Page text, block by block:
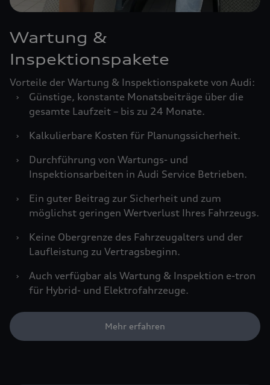
Wartung &
Inspektionspakete
Vorteile der Wartung & Inspektionspakete von Audi:
›
Günstige, konstante Monatsbeiträge über die
gesamte Laufzeit – bis zu 24 Monate.
›
Kalkulierbare Kosten für Planungssicherheit.
›
Durchführung von Wartungs- und
Inspektionsarbeiten in Audi Service Betrieben.
›
Ein guter Beitrag zur Sicherheit und zum
möglichst geringen Wertverlust Ihres Fahrzeugs.
›
Keine Obergrenze des Fahrzeugalters und der
Laufleistung zu Vertragsbeginn.
›
Auch verfügbar als Wartung & Inspektion e-tron
für Hybrid- und Elektrofahrzeuge.
Mehr erfahren